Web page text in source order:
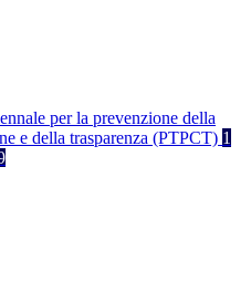
per la prevenzione della
e della trasparenza (PTPCT) 1